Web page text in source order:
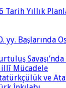
Tarih Yıllık
yy. Başlarında
Mücadele
ve